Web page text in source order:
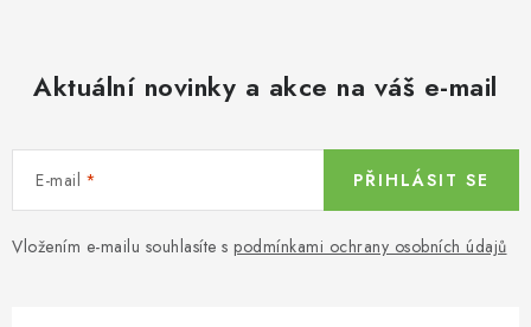
Aktuální novinky a akce na váš e-mail
E-mail
Vložením e-mailu souhlasíte s podmínkami ochrany osobních údajů
PŘIHLÁSIT SE